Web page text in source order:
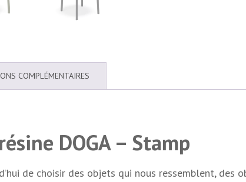
COMPLÉMENTAIRES
DOGA – Stamp
de choisir des objets qui nous ressemblent,